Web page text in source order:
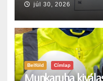
júl 30, 2026
Belföld Címlap
Munkaruha